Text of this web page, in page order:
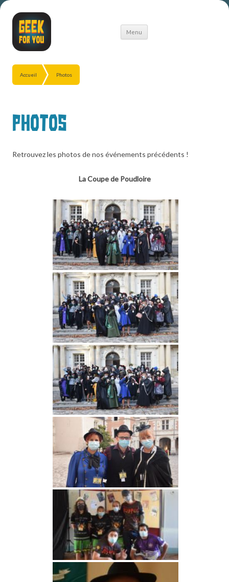
Menu
Aller
Accueil Photos
Photos
Retrouvez les photos de nos événements précédents !
La Coupe de Poudloire